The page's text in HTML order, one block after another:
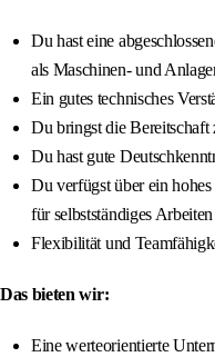
Du hast eine
als Maschinen- und
Ein gutes technisches
Du bringst die
Du hast gute
Du verfügst über ein
für selbstständiges Arbeiten
Flexibilität und
Das bieten wir:
Eine werteorientierte